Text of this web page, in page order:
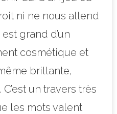
ni ne nous attend
grand d’un
cosmétique et
brillante,
un travers très
les mots valent